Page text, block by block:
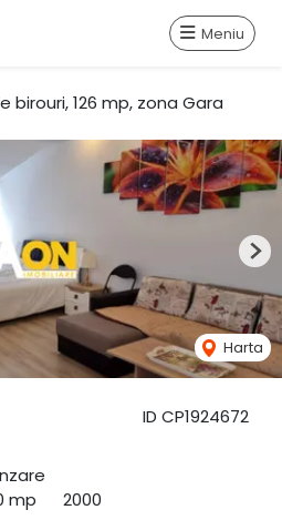
Meniu
126 mp, zona Gara
ID CP1924672
mp 2000
Harta